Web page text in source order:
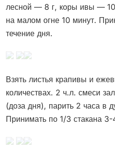
лесной — 8 г, коры ивы —
на малом огне 10 минут.
течение дня.
Взять листья крапивы и
количествах. 2 ч.л. смеси
(доза дня), парить 2 часа в
Принимать по 1/3 стакана